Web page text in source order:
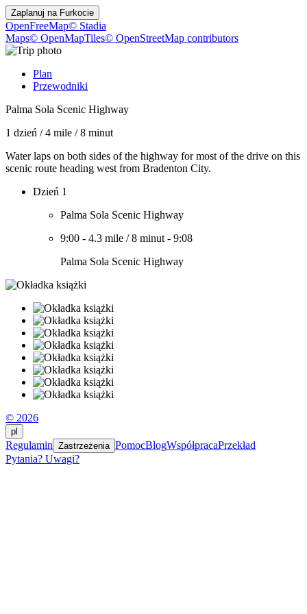
Zaplanuj na Furkocie
OpenFreeMap© Stadia
Maps© OpenMapTiles© OpenStreetMap contributors
Plan
Przewodniki
Palma Sola Scenic Highway
1 dzień /4 mile /8 minut
Water laps on both sides of the highway for most of the drive on this
scenic route heading west from Bradenton City.
Dzień 1
Palma Sola Scenic Highway
9:00 - 4.3 mile /8 minut - 9:08
Palma Sola Scenic Highway
© 2026
pl
Regulamin Zastrzeżenia PomocBlogWspółpracaPrzekład
Pytania? Uwagi?